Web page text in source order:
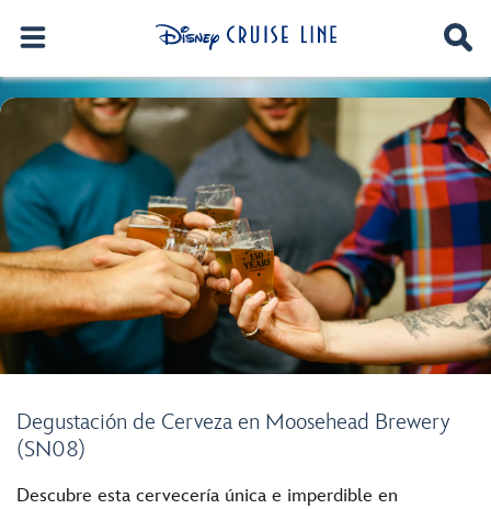
Degustación de Cerveza en Moosehead Brewery
(SN08)
Descubre esta cervecería única e imperdible en